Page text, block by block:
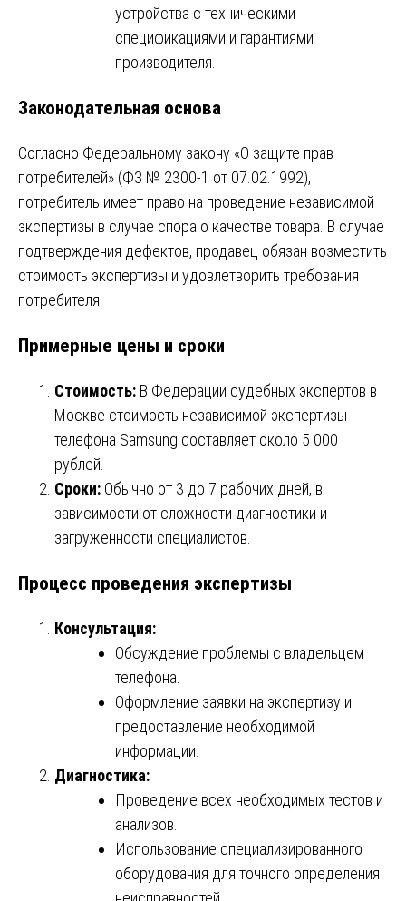
устройства с техническими
спецификациями и гарантиями
производителя.
Законодательная основа
Согласно Федеральному закону «О защите прав
потребителей» (ФЗ № 2300-1 от 07.02.1992),
потребитель имеет право на проведение независимой
экспертизы в случае спора о качестве товара. В случае
подтверждения дефектов, продавец обязан возместить
стоимость экспертизы и удовлетворить требования
потребителя.
Примерные цены и сроки
Стоимость: В Федерации судебных экспертов в
Москве стоимость независимой экспертизы
телефона Samsung составляет около 5 000
рублей.
Сроки: Обычно от 3 до 7 рабочих дней, в
зависимости от сложности диагностики и
загруженности специалистов.
Процесс проведения экспертизы
Консультация:
Обсуждение проблемы с владельцем
телефона.
Оформление заявки на экспертизу и
предоставление необходимой
информации.
Диагностика:
Проведение всех необходимых тестов и
анализов.
Использование специализированного
оборудования для точного определения